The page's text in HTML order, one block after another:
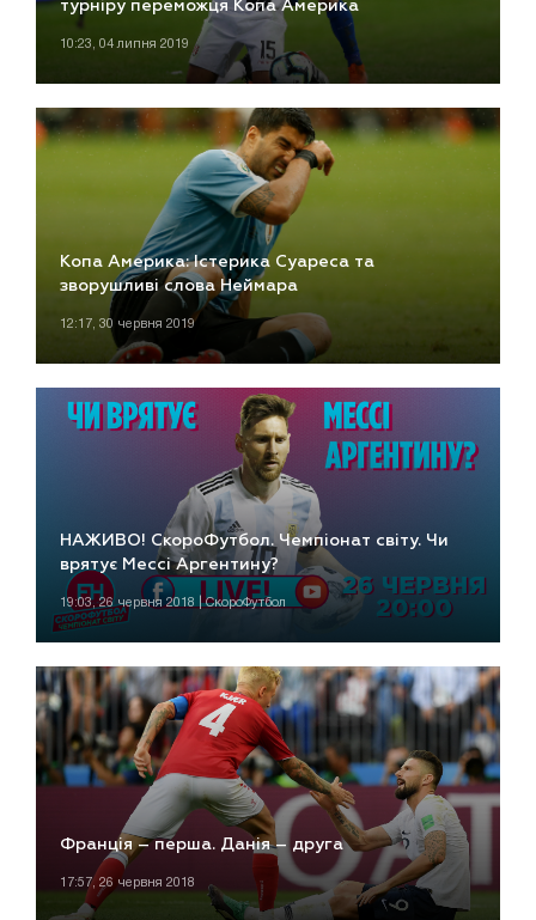
турніру переможця Копа Америка
10:23, 04 липня 2019
Копа Америка: Істерика Суареса та
зворушливі слова Неймара
12:17, 30 червня 2019
НАЖИВО! СкороФутбол. Чемпіонат світу. Чи
врятує Мессі Аргентину?
19:03, 26 червня 2018 | СкороФутбол
Франція – перша. Данія – друга
17:57, 26 червня 2018